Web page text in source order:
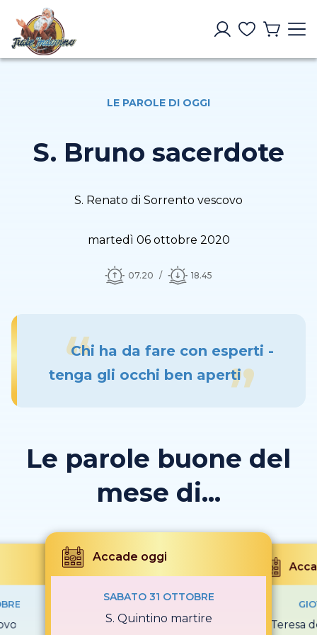
LE PAROLE DI OGGI
S. Bruno sacerdote
S. Renato di Sorrento vescovo
martedì 06 ottobre 2020
07.20 18.45
Chi ha da fare con esperti -
tenga gli occhi ben aperti
Le parole buone del
mese di...
Accade oggi
SABATO 31 OTTOBRE
S. Quintino martire S. Teresa